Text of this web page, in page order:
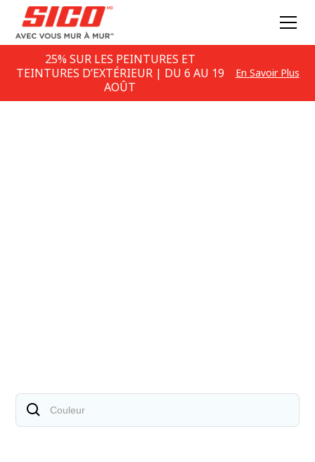
25% SUR LES PEINTURES ET
TEINTURES D’EXTÉRIEUR | DU 6 AU 19
AOÛT
En Savoir Plus